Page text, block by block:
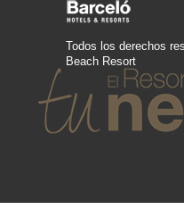
Todos los derechos
Beach Resort